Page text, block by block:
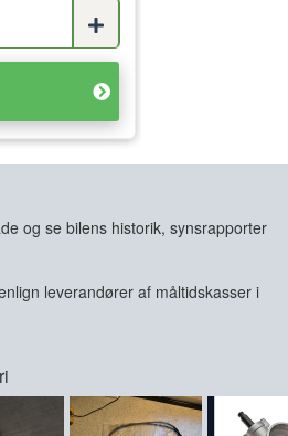
og se bilens historik, synsrapporter
leverandører af måltidskasser i